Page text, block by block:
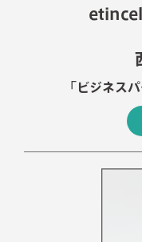
「ビジネス